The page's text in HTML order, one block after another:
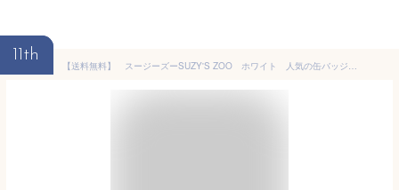
11th
【送料無料】 スージーズーSUZY'S ZOO ホワイト 人気の缶バッジを大量投入！服やバック・カバンなどをリメイクしちゃいましょう♪なつかしいキャラクターや海外のメーカー！お気に入りを見つけてください♪缶 バッチ バッジ